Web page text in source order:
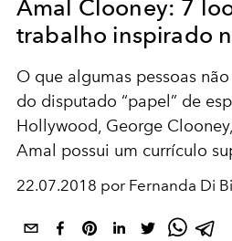
Amal Clooney: 7
trabalho inspirado
O que algumas pessoas
do disputado “papel” de
Hollywood, George
Amal possui um currículo
22.07.2018 por Fernanda Di